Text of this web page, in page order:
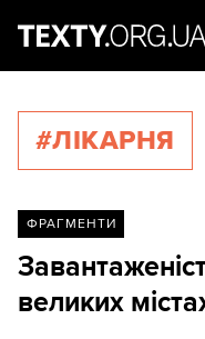
#ЛІКАРНЯ
ФРАГМЕНТИ
великих